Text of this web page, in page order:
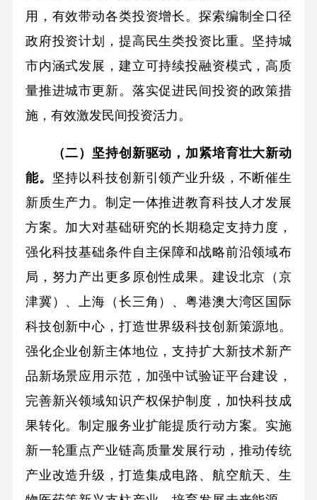
用，有效带动各类投资增长。探索编制全口径
政府投资计划，提高民生类投资比重。坚持城
市内涵式发展，建立可持续投融资模式，高质
量推进城市更新。落实促进民间投资的政策措
施，有效激发民间投资活力。
（二）坚持创新驱动，加紧培育壮大新动
能。 坚持以科技创新引领产业升级，不断催生
新质生产力。制定一体推进教育科技人才发展
方案。加大对基础研究的长期稳定支持力度，
强化科技基础条件自主保障和战略前沿领域布
局，努力产出更多原创性成果。建设北京（京
津冀）、上海（长三角）、粤港澳大湾区国际
科技创新中心，打造世界级科技创新策源地。
强化企业创新主体地位，支持扩大新技术新产
品新场景应用示范，加强中试验证平台建设，
完善新兴领域知识产权保护制度，加快科技成
果转化。制定服务业扩能提质行动方案。实施
新一轮重点产业链高质量发展行动，推动传统
产业改造升级，打造集成电路、航空航天、生